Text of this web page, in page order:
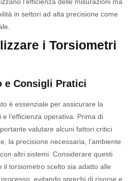
in settori ad alta precisione come
i Torsiometri
e Consigli Pratici
è essenziale per assicurare la
l’efficienza operativa. Prima di
valutare alcuni fattori critici
la precisione necessaria, l’ambiente
altri sistemi. Considerare questi
il torsiometro scelto sia adatto alle
evitando sprechi di risorse e